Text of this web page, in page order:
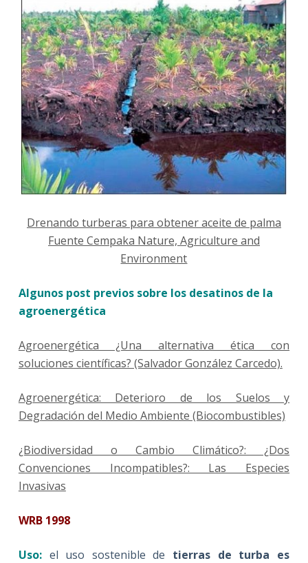
Drenando turberas para obtener aceite de palma
Fuente Cempaka Nature, Agriculture and
Environment
Algunos post previos sobre los desatinos de la
agroenergética
Agroenergética ¿Una alternativa ética con
soluciones científicas? (Salvador González Carcedo).
Agroenergética: Deterioro de los Suelos y
Degradación del Medio Ambiente (Biocombustibles)
¿Biodiversidad o Cambio Climático?: ¿Dos
Convenciones Incompatibles?: Las Especies
Invasivas
WRB 1998
Uso:el uso sostenible de tierras de turba es